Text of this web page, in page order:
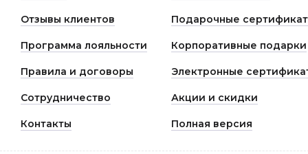
Отзывы клиентов Подарочные
Программа лояльности Корпоративные подарки
Правила и договоры Электронные
Сотрудничество Акции и скидки
Контакты Полная версия